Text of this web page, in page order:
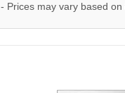
- Prices may vary based